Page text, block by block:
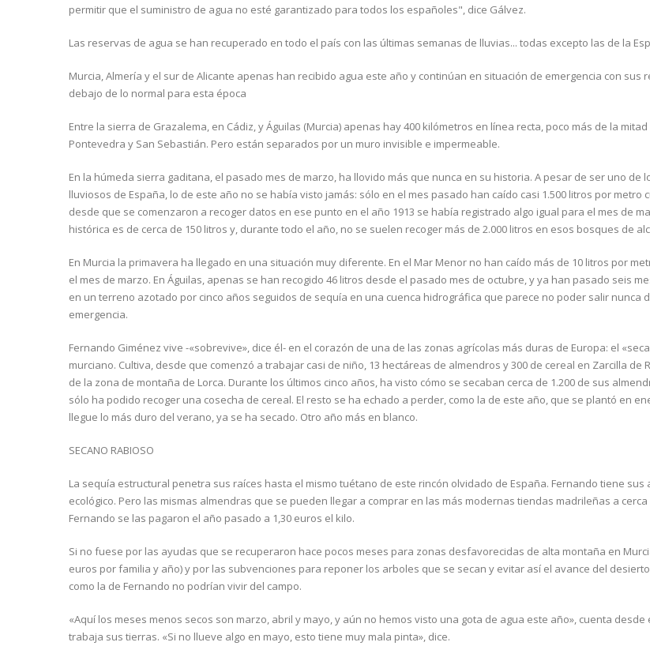
permitir que el suministro de agua no esté garantizado para todos los españoles", dice Gálvez.
Las reservas de agua se han recuperado en todo el país con las últimas semanas de lluvias... todas excepto las de la
Murcia, Almería y el sur de Alicante apenas han recibido agua este año y continúan en situación de emergencia con sus
debajo de lo normal para esta época
Entre la sierra de Grazalema, en Cádiz, y Águilas (Murcia) apenas hay 400 kilómetros en línea recta, poco más de la
Pontevedra y San Sebastián. Pero están separados por un muro invisible e impermeable.
En la húmeda sierra gaditana, el pasado mes de marzo, ha llovido más que nunca en su historia. A pesar de ser uno de
lluviosos de España, lo de este año no se había visto jamás: sólo en el mes pasado han caído casi 1.500 litros por metro
desde que se comenzaron a recoger datos en ese punto en el año 1913 se había registrado algo igual para el mes de
histórica es de cerca de 150 litros y, durante todo el año, no se suelen recoger más de 2.000 litros en esos bosques de
En Murcia la primavera ha llegado en una situación muy diferente. En el Mar Menor no han caído más de 10 litros por
el mes de marzo. En Águilas, apenas se han recogido 46 litros desde el pasado mes de octubre, y ya han pasado seis
en un terreno azotado por cinco años seguidos de sequía en una cuenca hidrográfica que parece no poder salir nunca
emergencia.
Fernando Giménez vive -«sobrevive», dice él- en el corazón de una de las zonas agrícolas más duras de Europa: el
murciano. Cultiva, desde que comenzó a trabajar casi de niño, 13 hectáreas de almendros y 300 de cereal en Zarcilla de
de la zona de montaña de Lorca. Durante los últimos cinco años, ha visto cómo se secaban cerca de 1.200 de sus
sólo ha podido recoger una cosecha de cereal. El resto se ha echado a perder, como la de este año, que se plantó en
llegue lo más duro del verano, ya se ha secado. Otro año más en blanco.
SECANO RABIOSO
La sequía estructural penetra sus raíces hasta el mismo tuétano de este rincón olvidado de España. Fernando tiene sus
ecológico. Pero las mismas almendras que se pueden llegar a comprar en las más modernas tiendas madrileñas a cerca
Fernando se las pagaron el año pasado a 1,30 euros el kilo.
Si no fuese por las ayudas que se recuperaron hace pocos meses para zonas desfavorecidas de alta montaña en
euros por familia y año) y por las subvenciones para reponer los arboles que se secan y evitar así el avance del
como la de Fernando no podrían vivir del campo.
«Aquí los meses menos secos son marzo, abril y mayo, y aún no hemos visto una gota de agua este año», cuenta desde
trabaja sus tierras. «Si no llueve algo en mayo, esto tiene muy mala pinta», dice.